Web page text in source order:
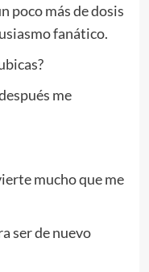
poco más de dosis
fanático.
me
mucho que me
ser de nuevo